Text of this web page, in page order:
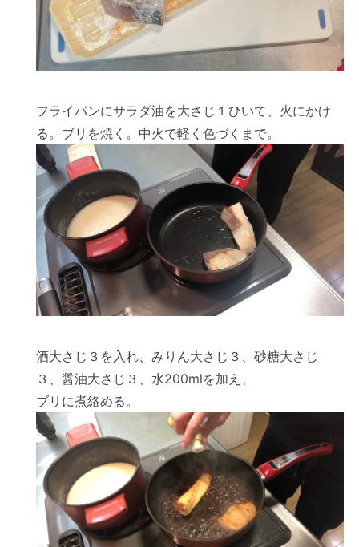
フライパンにサラダ油を大さじ１ひいて、火にかけ
る。ブリを焼く。中火で軽く色づくまで。
酒大さじ３を入れ、みりん大さじ３、砂糖大さじ
３、醤油大さじ３、水200mlを加え、
ブリに煮絡める。